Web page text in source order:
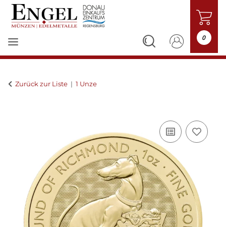
0
Zurück zur Liste 1 Unze